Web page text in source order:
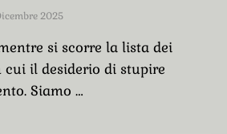
2025
si scorre la lista dei
cui il desiderio di stupire
Siamo …